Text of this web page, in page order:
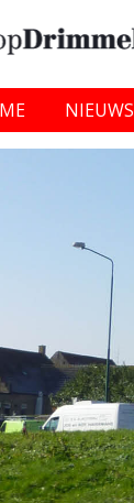
NIEUWS